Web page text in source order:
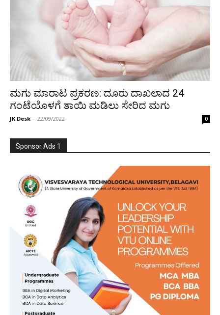
ಮಗು ಮಾರಾಟ ಪ್ರಕರಣ: ದೂರು ದಾಖಲಾದ 24
ಗಂಟೆಯೊಳಗೆ ತಾಯಿ ಮಡಿಲು ಸೇರಿದ ಮಗು
JK Desk - 22/09/2022 0
Sponsor Ads 1